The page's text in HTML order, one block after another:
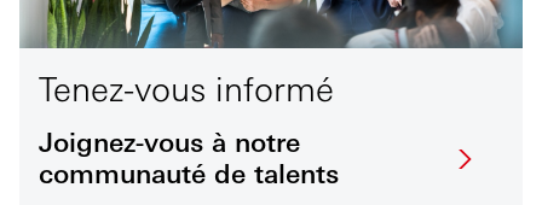
Tenez-vous informé
Joignez-vous à notre
communauté de talents